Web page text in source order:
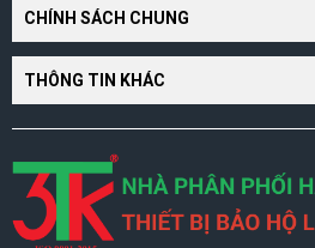
CHÍNH SÁCH CHUNG
THÔNG TIN KHÁC